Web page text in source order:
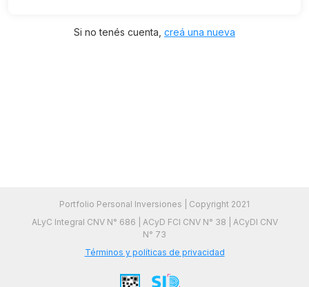
Si no tenés cuenta, creá una nueva
Portfolio Personal Inversiones | Copyright 2021
ALyC Integral CNV N° 686 | ACyD FCI CNV N° 38 | ACyDI CNV
N° 73
Términos y políticas de privacidad